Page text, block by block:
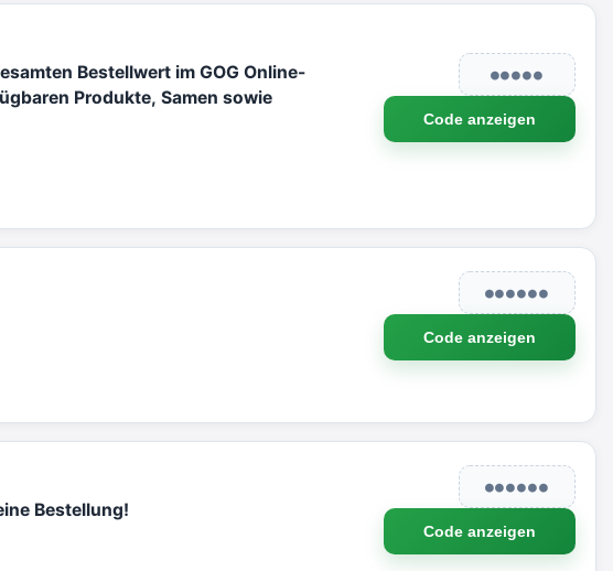
Bestellwert im GOG Online-
Produkte, Samen sowie
●●●●●
Code anzeigen
●●●●●●
Code anzeigen
Bestellung!
●●●●●●
Code anzeigen